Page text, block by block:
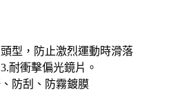
型，防止激烈運動時滑落
耐衝擊偏光鏡片。
防刮、防霧鍍膜